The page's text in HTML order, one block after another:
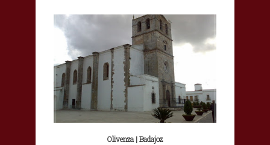
Olivenza | Badajoz